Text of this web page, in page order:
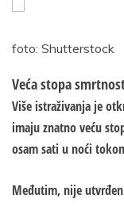
foto: Shutterstock
Veća stopa
Više istraživanja je
imaju znatno veću
osam sati u noći
Međutim, nije